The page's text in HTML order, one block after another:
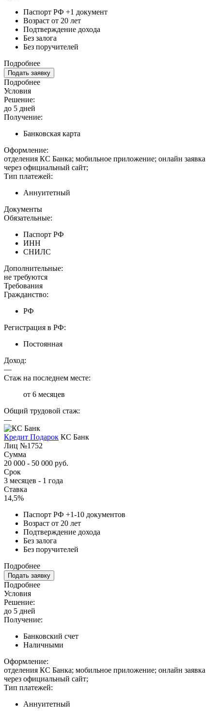
Паспорт РФ +1 документ
Возраст от 20 лет
Подтверждение дохода
Без залога
Без поручителей
Подробнее
Подать заявку
Подробнее
Условия
Решение:
до 5 дней
Получение:
Банковская карта
Оформление:
отделения КС Банка; мобильное приложение; онлайн заявка
через официальный сайт;
Тип платежей:
Аннуитетный
Документы
Обязательные:
Паспорт РФ
ИНН
СНИЛС
Дополнительные:
не требуются
Требования
Гражданство:
РФ
Регистрация в РФ:
Постоянная
Доход:
—
Стаж на последнем месте:
от 6 месяцев
Общий трудовой стаж:
—
Кредит Подарок КС Банк
Лиц №1752
Сумма
20 000 - 50 000 руб.
Срок
3 месяцев - 1 года
Ставка
14,5%
Паспорт РФ +1-10 документов
Возраст от 20 лет
Подтверждение дохода
Без залога
Без поручителей
Подробнее
Подать заявку
Подробнее
Условия
Решение:
до 5 дней
Получение:
Банковский счет
Наличными
Оформление:
отделения КС Банка; мобильное приложение; онлайн заявка
через официальный сайт;
Тип платежей:
Аннуитетный